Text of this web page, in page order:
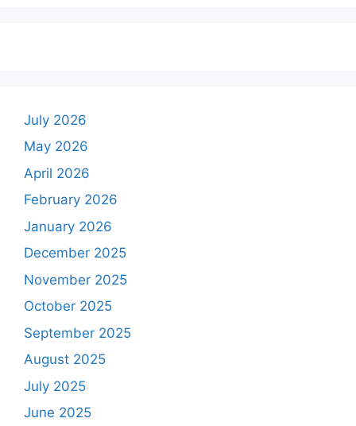
July 2026
May 2026
April 2026
February 2026
January 2026
December 2025
November 2025
October 2025
September 2025
August 2025
July 2025
June 2025